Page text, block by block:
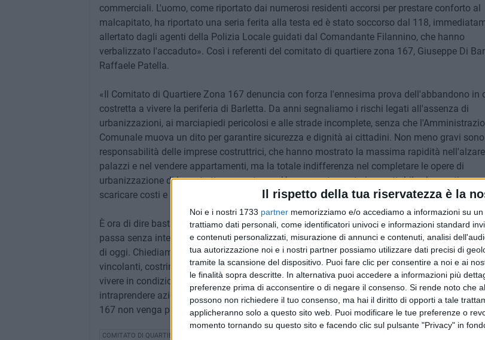
Il rispetto della tua riservatezza è la
Noi e i nostri 1733 partner memorizziamo e/o accediamo a informazioni su
trattiamo dati personali, come identificatori univoci e informazioni standard
e contenuti personalizzati, misurazione di annunci e contenuti, analisi
tua autorizzazione noi e i nostri partner possiamo utilizzare dati precisi di
tramite la scansione del dispositivo. Puoi fare clic per consentire a noi e ai
le finalità sopra descritte. In alternativa puoi accedere a informazioni più
preferenze prima di acconsentire o di negare il consenso. Si rende noto che
possono non richiedere il tuo consenso, ma hai il diritto di opporti a tale
applicheranno solo a questo sito web. Puoi modificare le tue preferenze o
momento tornando su questo sito e facendo clic sul pulsante "Privacy" in
commerciali. L'uomo, come riportato dai numerosi residenti accorsi per prestare conforto al
malcapitato, ha riportato una seria ferita alla testa ed è stato soccorso dal 118,
allertato dagli agenti della Polizia Locale guidati dal Comandante Filannino, che hanno
verbalizzato l'accaduto». Così i referenti del comitato di quartiere zona 167, Giuseppe Di
Raffaele Patella.
«Il Comitato di Quartiere Zona 167 denuncia con forza l'ennesima prova dell'abbandono in
costretta a vivere la periferia di Barletta. Da anni segnaliamo i rischi legati all'assenza di
urbanizzazioni, ai marciapiedi pericolosi e alle strade incomplete, senza che
Comunale muova un dito per garantire sicurezza e dignità ai cittadini. Non meno gravi
responsabilità delle imprese costruttrici, che hanno mostrato la massima rapidità nell'alzare
palazzi e nel vendere appartamenti, ma la totale indifferenza nel completare le opere di
urbanizzazione di loro stretta competenza. Un comportamento inaccettabile che continua a
scaricare costi e pericoli sulla collettività.
È ora di dire basta: non accetteremo più silenzi, rinvii e rimpalli di responsabilità. Ogni
passa senza interventi espone i residenti a rischi concreti, come dimostra la drammatica
di oggi. Chiediamo che l'Amministrazione assuma finalmente provvedimenti immediati e
vincolanti, costringendo i costruttori a rispettare i loro obblighi e restituendo al quartiere il
vivere in condizioni di sicurezza e decoro. Se questo non avverrà, il Comitato non esiterà a
intraprendere azioni più incisive e di protesta pubblica, affinché la voce dei cittadini della
167 non venga più ignorata. Il tempo delle promesse è scaduto. Ora pretendiamo i fatti».
COMITATO DI QUARTIERE ZONA 167